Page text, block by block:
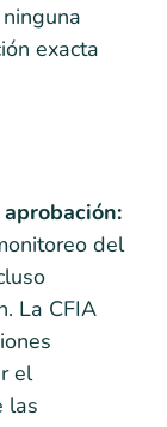
exacta
del
La CFIA
el
las